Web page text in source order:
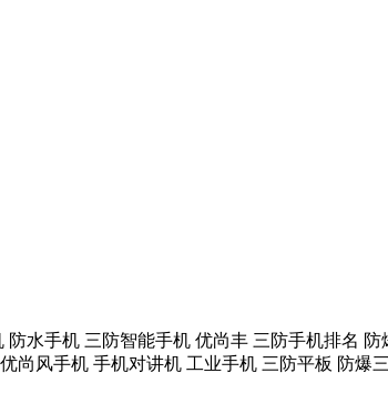
水手机 三防智能手机 优尚丰 三防手机排名
尚风手机 手机对讲机 工业手机 三防平板 防爆